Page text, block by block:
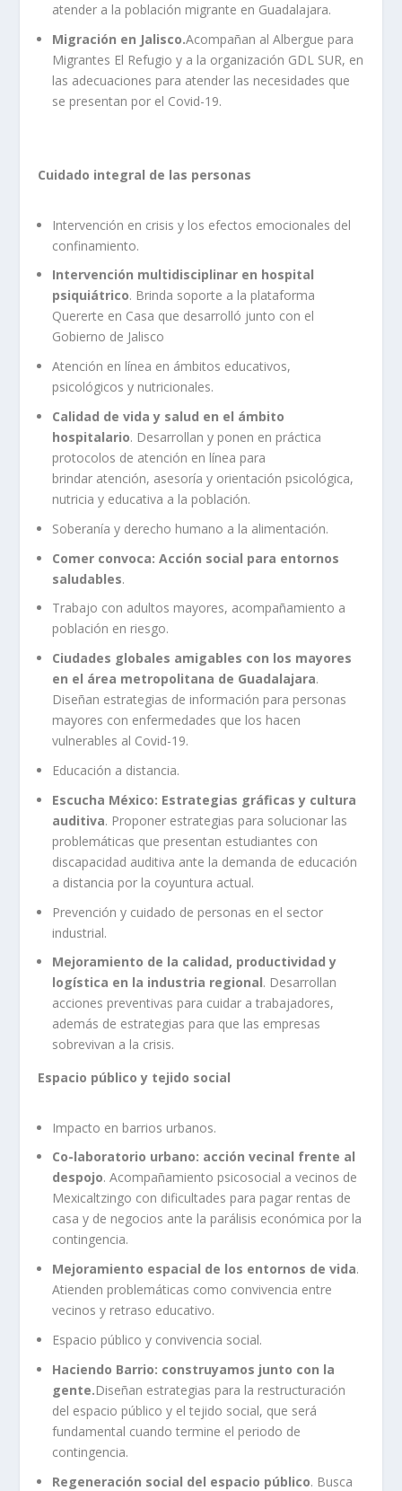
atender a la población migrante en Guadalajara.
Migración en Jalisco.Acompañan al Albergue para
Migrantes El Refugio y a la organización GDL SUR, en
las adecuaciones para atender las necesidades que
se presentan por el Covid-19.
Cuidado integral de las personas
Intervención en crisis y los efectos emocionales del
confinamiento.
Intervención multidisciplinar en hospital
psiquiátrico. Brinda soporte a la plataforma
Quererte en Casa que desarrolló junto con el
Gobierno de Jalisco
Atención en línea en ámbitos educativos,
psicológicos y nutricionales.
Calidad de vida y salud en el ámbito
hospitalario. Desarrollan y ponen en práctica
protocolos de atención en línea para
brindar atención, asesoría y orientación psicológica,
nutricia y educativa a la población.
Soberanía y derecho humano a la alimentación.
Comer convoca: Acción social para entornos
saludables.
Trabajo con adultos mayores, acompañamiento a
población en riesgo.
Ciudades globales amigables con los mayores
en el área metropolitana de Guadalajara.
Diseñan estrategias de información para personas
mayores con enfermedades que los hacen
vulnerables al Covid-19.
Educación a distancia.
Escucha México: Estrategias gráficas y cultura
auditiva. Proponer estrategias para solucionar las
problemáticas que presentan estudiantes con
discapacidad auditiva ante la demanda de educación
a distancia por la coyuntura actual.
Prevención y cuidado de personas en el sector
industrial.
Mejoramiento de la calidad, productividad y
logística en la industria regional. Desarrollan
acciones preventivas para cuidar a trabajadores,
además de estrategias para que las empresas
sobrevivan a la crisis.
Espacio público y tejido social
Impacto en barrios urbanos.
Co-laboratorio urbano: acción vecinal frente al
despojo. Acompañamiento psicosocial a vecinos de
Mexicaltzingo con dificultades para pagar rentas de
casa y de negocios ante la parálisis económica por la
contingencia.
Mejoramiento espacial de los entornos de vida.
Atienden problemáticas como convivencia entre
vecinos y retraso educativo.
Espacio público y convivencia social.
Haciendo Barrio: construyamos junto con la
gente.Diseñan estrategias para la restructuración
del espacio público y el tejido social, que será
fundamental cuando termine el periodo de
contingencia.
Regeneración social del espacio público. Busca